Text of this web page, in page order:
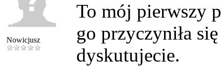
Nowicjusz
To mój pierwszy
go przyczyniła
dyskutujecie.